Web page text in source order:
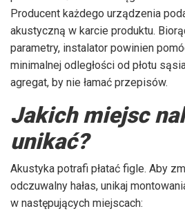
Producent każdego urządzenia
akustyczną w karcie produktu.
parametry, instalator powinien
minimalnej odległości od płotu
agregat, by nie łamać przepisów.
Jakich miejsc
unikać?
Akustyka potrafi płatać figle. Aby
odczuwalny hałas, unikaj
w następujących miejscach: